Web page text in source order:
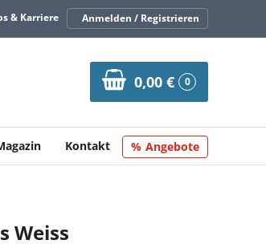
& Karriere Anmelden / Registrieren
0,00 € 0
Kontakt Angebote
Weiss